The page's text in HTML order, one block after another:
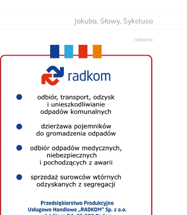
Jakuba, Sławy, Sykstusa